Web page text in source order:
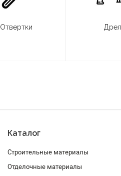
Отвертки
Каталог
Строительные материалы
Отделочные материалы